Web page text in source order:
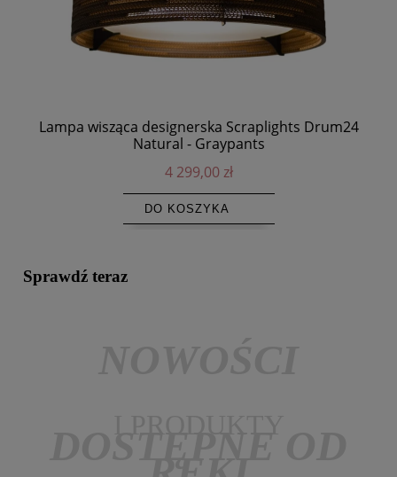
Lampa wisząca designerska Scraplights Drum24
Natural - Graypants
4 299,00 zł
DO KOSZYKA
Sprawdź teraz